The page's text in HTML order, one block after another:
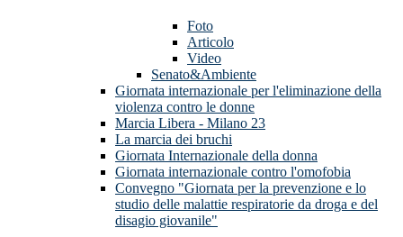
Foto
Articolo
Video
Senato&Ambiente
Giornata internazionale per l'eliminazione della
violenza contro le donne
Marcia Libera - Milano 23
La marcia dei bruchi
Giornata Internazionale della donna
Giornata internazionale contro l'omofobia
Convegno "Giornata per la prevenzione e lo
studio delle malattie respiratorie da droga e del
disagio giovanile"